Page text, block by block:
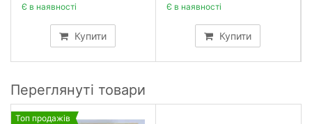
Купити
Є в наявності
Купити
Є в наявності
Переглянуті товари
Топ продажів